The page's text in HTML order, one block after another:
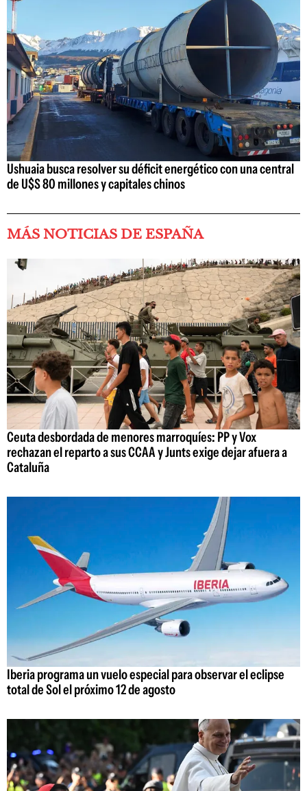
Ushuaia busca resolver su déficit energético con una central
de U$S 80 millones y capitales chinos
MÁS NOTICIAS DE ESPAÑA
Ceuta desbordada de menores marroquíes: PP y Vox
rechazan el reparto a sus CCAA y Junts exige dejar afuera a
Cataluña
Iberia programa un vuelo especial para observar el eclipse
total de Sol el próximo 12 de agosto